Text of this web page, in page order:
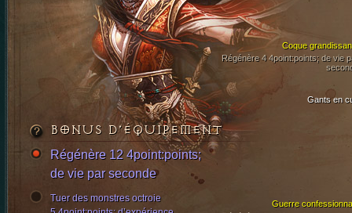
Coque
Régénère 4 4point:points; de vie
Gants en
Guerre
BONUS D’ÉQUIPEMENT
Régénère 12 4point:points;
de vie par seconde
Tuer des monstres octroie